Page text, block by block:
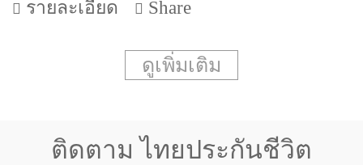
รายละเอียด Share
ดูเพิ่มเติม
ติดตาม ไทยประกันชีวิต